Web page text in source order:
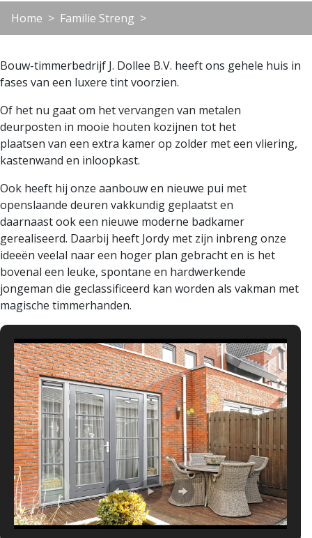
Home Familie Streng
Bouw-timmerbedrijf J. Dollee B.V. heeft ons gehele huis in
fases van een luxere tint voorzien.
Of het nu gaat om het vervangen van metalen
deurposten in mooie houten kozijnen tot het
plaatsen van een extra kamer op zolder met een vliering,
kastenwand en inloopkast.
Ook heeft hij onze aanbouw en nieuwe pui met
openslaande deuren vakkundig geplaatst en
daarnaast ook een nieuwe moderne badkamer
gerealiseerd. Daarbij heeft Jordy met zijn inbreng onze
ideeën veelal naar een hoger plan gebracht en is het
bovenal een leuke, spontane en hardwerkende
jongeman die geclassificeerd kan worden als vakman met
magische timmerhanden.